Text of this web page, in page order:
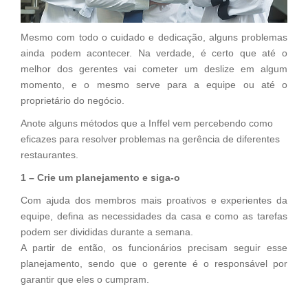
Mesmo com todo o cuidado e dedicação, alguns problemas
ainda podem acontecer. Na verdade, é certo que até o
melhor dos gerentes vai cometer um deslize em algum
momento, e o mesmo serve para a equipe ou até o
proprietário do negócio.
Anote alguns métodos que a Inffel vem percebendo como
eficazes para resolver problemas na gerência de diferentes
restaurantes.
1 – Crie um planejamento e siga-o
Com ajuda dos membros mais proativos e experientes da
equipe, defina as necessidades da casa e como as tarefas
podem ser divididas durante a semana.
A partir de então, os funcionários precisam seguir esse
planejamento, sendo que o gerente é o responsável por
garantir que eles o cumpram.